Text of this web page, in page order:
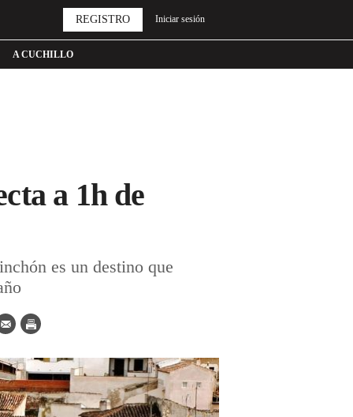
A CUCHILLO
REGISTRO Iniciar sesión
a 1h de
es un destino que